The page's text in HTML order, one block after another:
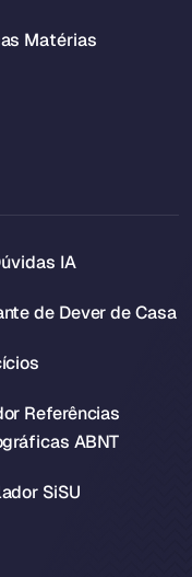
Matérias
IA
de Dever de Casa
Referências
ABNT
SiSU